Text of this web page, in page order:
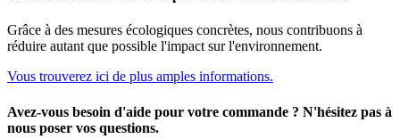
Grâce à des mesures écologiques concrètes, nous contribuons à
réduire autant que possible l'impact sur l'environnement.
Vous trouverez ici de plus amples informations.
Avez-vous besoin d'aide pour votre commande ? N'hésitez pas à
nous poser vos questions.